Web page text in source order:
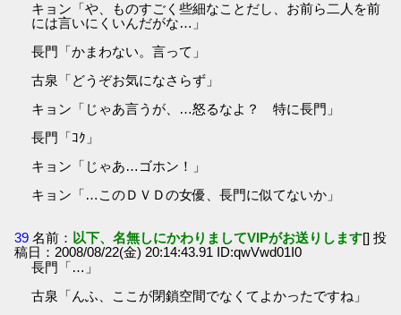
キョン「や、ものすごく些細なことだし、お前ら二人を前
には言いにくいんだがな…」
長門「かまわない。言って」
古泉「どうぞお気になさらず」
キョン「じゃあ言うが、…怒るなよ？ 特に長門」
長門「ｺｸ」
キョン「じゃあ…ゴホン！」
キョン「…このＤＶＤの女優、長門に似てないか」
39 名前： 以下、名無しにかわりましてVIPがお送りします[] 投
稿日：2008/08/22(金) 20:14:43.91 ID:qwVwd01I0
長門「…」
古泉「んふ、ここが閉鎖空間でなくてよかったですね」